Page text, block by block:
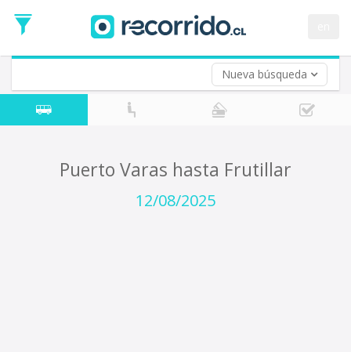
Nueva búsqueda
de
Ida
Vuelta (opcional)
Fecha
de
Puerto Varas hasta Frutillar
12/08/2025